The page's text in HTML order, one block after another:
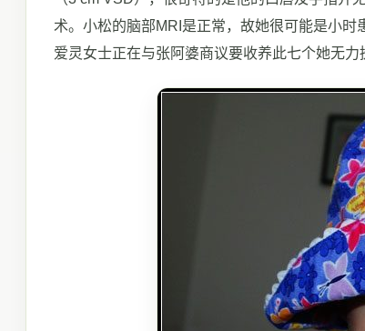
术。小松的脑部MRI是正常，故她很可能是小时
爱灵女士正在与张阿婆商议要收养此七个她无